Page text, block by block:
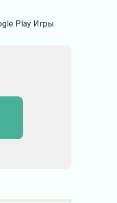
Play Игры.